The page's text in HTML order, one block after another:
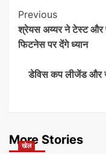
Post
Previous
श्रेयस अय्यर ने टेस्ट और
फिटनेस पर देंगे ध्यान
डेविस कप लीजेंड और
More Stories
खेल